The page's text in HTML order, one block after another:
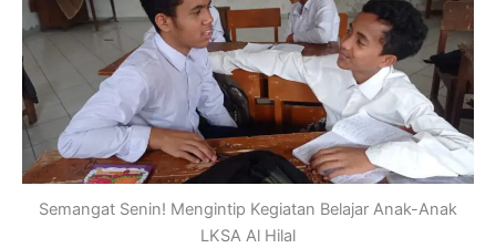
Semangat Senin! Mengintip Kegiatan Belajar Anak-Anak
LKSA Al Hilal